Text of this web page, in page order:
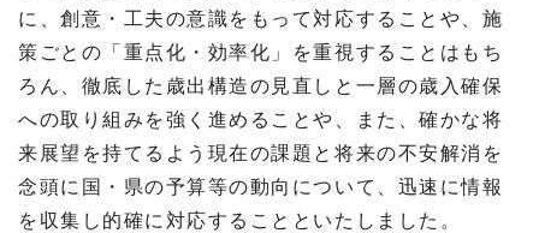
に、創意・工夫の意識をもって対応することや、施
策ごとの「重点化・効率化」を重視することはもち
ろん、徹底した歳出構造の見直しと一層の歳入確保
への取り組みを強く進めることや、また、確かな将
来展望を持てるよう現在の課題と将来の不安解消を
念頭に国・県の予算等の動向について、迅速に情報
を収集し的確に対応することといたしました。